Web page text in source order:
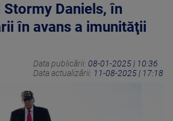
Daniels, în
în avans a imunităţii
Data publicării: 08-01-2025 | 10:36
Data actualizării: 11-08-2025 | 17:18